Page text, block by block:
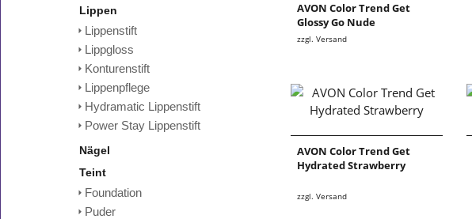
Lippen
Lippenstift
Lippgloss
Konturenstift
Lippenpflege
Hydramatic Lippenstift
Power Stay Lippenstift
Nägel
Teint
Foundation
Puder
AVON Color Trend Get
Glossy Go Nude
zzgl. Versand
AVON Color Trend Get
Hydrated Strawberry
zzgl. Versand